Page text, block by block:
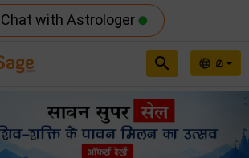
Chat with Astrologer
language മ
search